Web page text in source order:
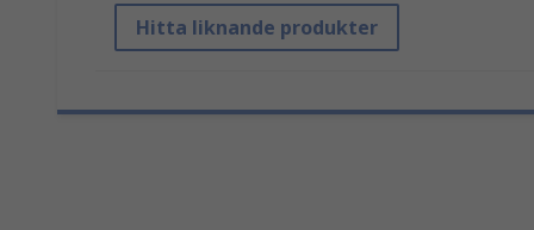
Hitta liknande produkter